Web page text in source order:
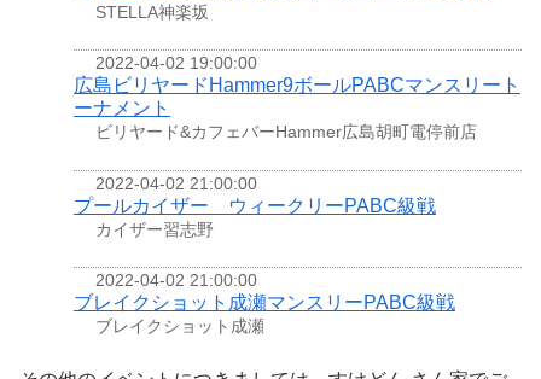
STELLA神楽坂
2022-04-02 19:00:00
広島ビリヤードHammer9ボールPABCマンスリート
ーナメント
ビリヤード&カフェバーHammer広島胡町電停前店
2022-04-02 21:00:00
プールカイザー ウィークリーPABC級戦
カイザー習志野
2022-04-02 21:00:00
ブレイクショット成瀬マンスリーPABC級戦
ブレイクショット成瀬